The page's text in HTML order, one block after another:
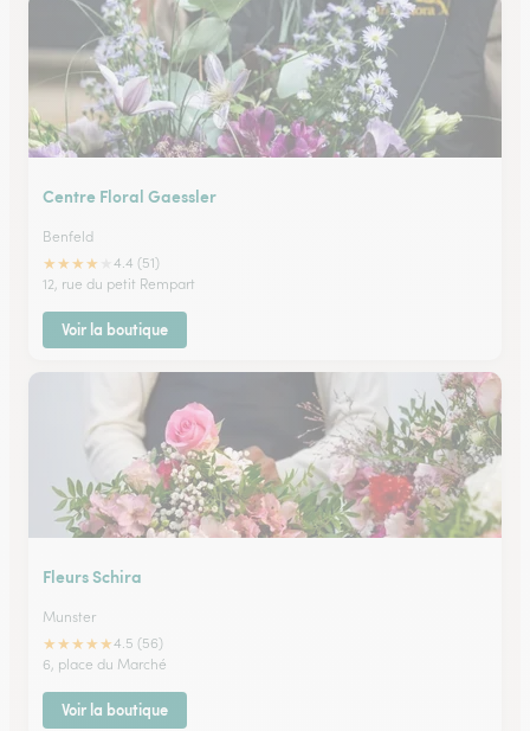
Centre Floral Gaessler
Benfeld
★★★★
4.4 (51)
12, rue du petit Rempart
Voir la boutique
Fleurs Schira
Munster
★★★★★4.5 (56)
6, place du Marché
Voir la boutique